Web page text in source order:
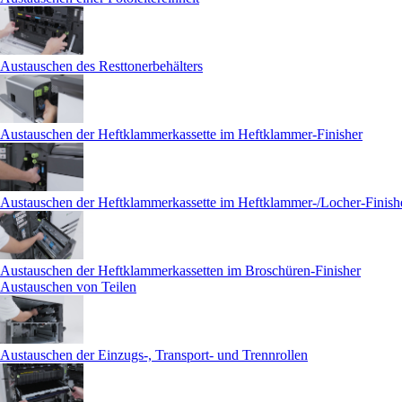
Austauschen des Resttonerbehälters
Austauschen der Heftklammerkassette im Heftklammer-Finisher
Austauschen der Heftklammerkassette im Heftklammer-/Locher-
Austauschen der Heftklammerkassetten im Broschüren-Finisher
Austauschen von Teilen
Austauschen der Einzugs-, Transport- und Trennrollen